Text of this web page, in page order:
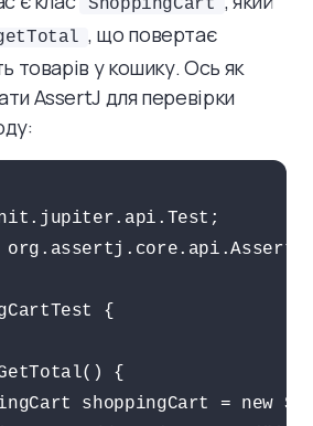
ShoppingCart
, що повертає
товарів у кошику. Ось як
AssertJ для перевірки
{
{
shoppingCart = new